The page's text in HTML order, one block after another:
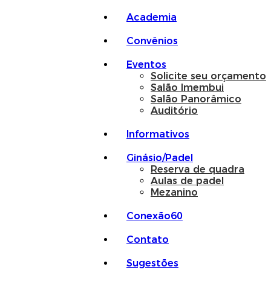
Academia
Convênios
Eventos
Solicite seu orçamento
Salão Imembui
Salão Panorâmico
Auditório
Informativos
Ginásio/Padel
Reserva de quadra
Aulas de padel
Mezanino
Conexão60
Contato
Sugestões